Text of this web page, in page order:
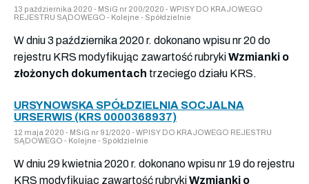
13 października 2020 - MSiG nr 200/2020 - WPISY DO KRAJOWEGO
REJESTRU SĄDOWEGO - Kolejne - Spółdzielnie
W dniu 3 października 2020 r. dokonano wpisu nr 20 do
rejestru KRS modyfikując zawartość rubrykiWzmianki o
złożonych dokumentach trzeciego działu KRS.
URSYNOWSKA SPÓŁDZIELNIA SOCJALNA
URSERWIS (KRS 0000368937)
12 maja 2020 - MSiG nr 91/2020 - WPISY DO KRAJOWEGO REJESTRU
SĄDOWEGO - Kolejne - Spółdzielnie
W dniu 29 kwietnia 2020 r. dokonano wpisu nr 19 do rejestru
KRS modyfikując zawartość rubrykiWzmianki o